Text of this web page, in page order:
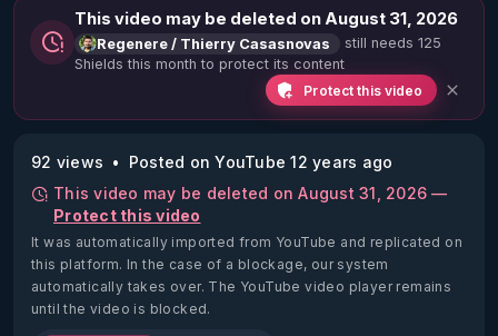
This video may be deleted on August 31, 2026
Regenere / Thierry Casasnovas
still needs 125
Shields this month to protect its content
Protect this video
92 views
Posted on YouTube 12 years ago
This video may be deleted on August 31, 2026 —
Protect this video
It was automatically imported from YouTube and replicated on
this platform. In the case of a blockage, our system
automatically takes over. The YouTube video player remains
until the video is blocked.